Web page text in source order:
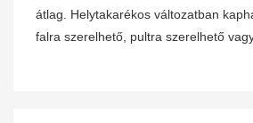
átlag. Helytakarékos változatban
falra szerelhető, pultra szerelhető